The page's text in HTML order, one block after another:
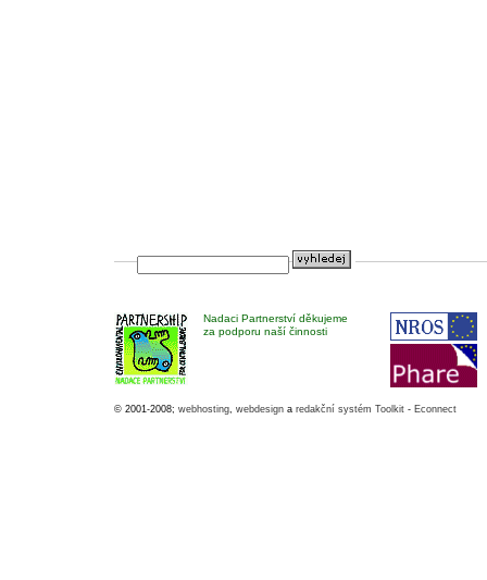
Nadaci Partnerství děkujeme
za podporu naší činnosti
© 2001-2008; webhosting, webdesign a redakční systém Toolkit - Econnect